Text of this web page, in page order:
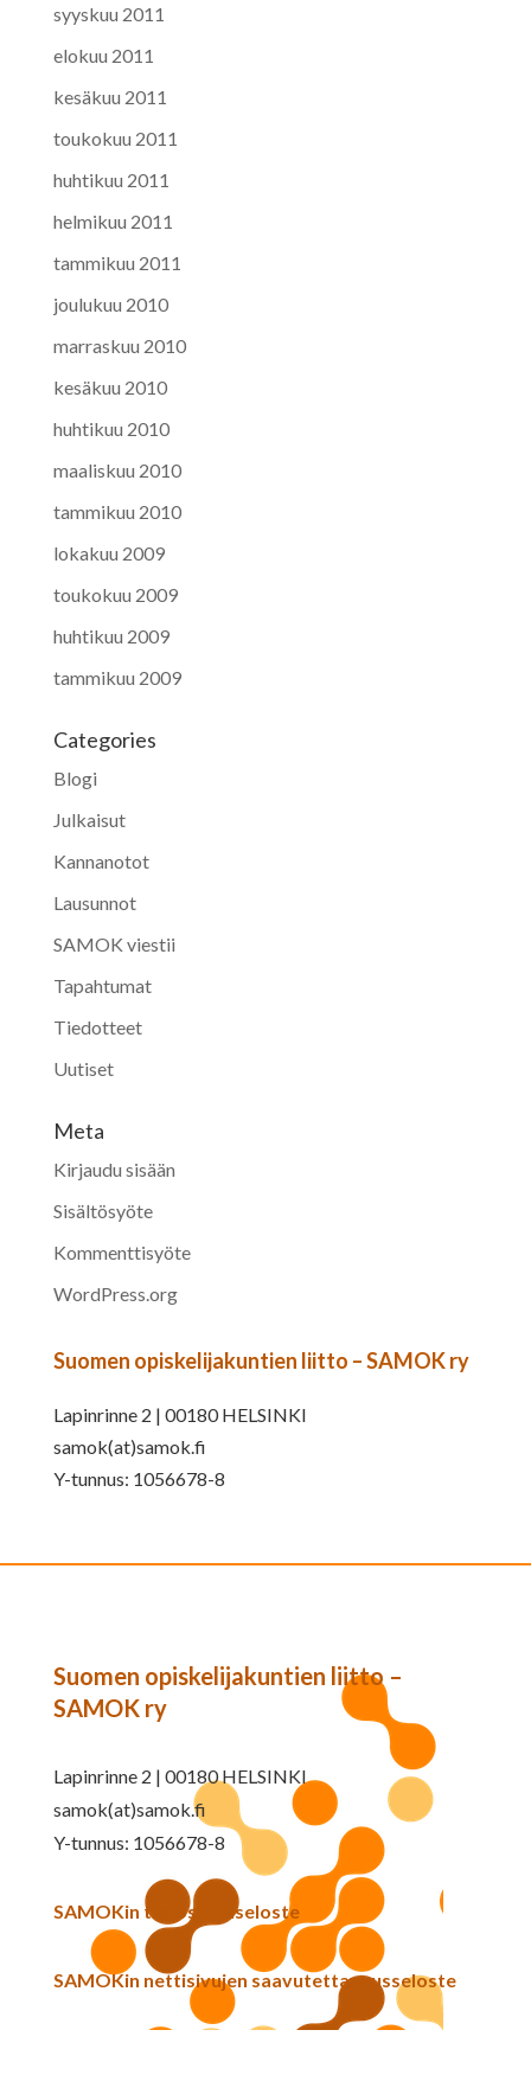
syyskuu 2011
elokuu 2011
kesäkuu 2011
toukokuu 2011
huhtikuu 2011
helmikuu 2011
tammikuu 2011
joulukuu 2010
marraskuu 2010
kesäkuu 2010
huhtikuu 2010
maaliskuu 2010
tammikuu 2010
lokakuu 2009
toukokuu 2009
huhtikuu 2009
tammikuu 2009
Categories
Blogi
Julkaisut
Kannanotot
Lausunnot
SAMOK viestii
Tapahtumat
Tiedotteet
Uutiset
Meta
Kirjaudu sisään
Sisältösyöte
Kommenttisyöte
WordPress.org
Suomen opiskelijakuntien liitto – SAMOK ry
Lapinrinne 2 | 00180 HELSINKI
samok(at)samok.fi
Y-tunnus: 1056678-8
Suomen opiskelijakuntien liitto –
SAMOK ry
Lapinrinne 2 | 00180 HELSINKI
samok(at)samok.fi
Y-tunnus: 1056678-8
SAMOKin tietosuojaseloste
SAMOKin nettisivujen saavutettavuusseloste